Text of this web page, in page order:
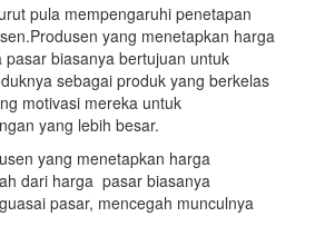
pula mempengaruhi penetapan
yang menetapkan harga
pasar biasanya bertujuan untuk
sebagai produk yang berkelas
motivasi mereka untuk
yang lebih besar.
yang menetapkan harga
dari harga pasar biasanya
pasar, mencegah munculnya